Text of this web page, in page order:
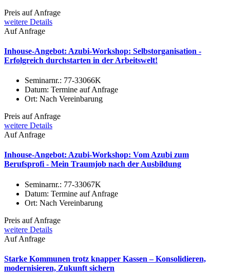
Preis auf Anfrage
weitere Details
Auf Anfrage
Inhouse-Angebot: Azubi-Workshop: Selbstorganisation -
Erfolgreich durchstarten in der Arbeitswelt!
Seminarnr.: 77-33066K
Datum: Termine auf Anfrage
Ort: Nach Vereinbarung
Preis auf Anfrage
weitere Details
Auf Anfrage
Inhouse-Angebot: Azubi-Workshop: Vom Azubi zum
Berufsprofi - Mein Traumjob nach der Ausbildung
Seminarnr.: 77-33067K
Datum: Termine auf Anfrage
Ort: Nach Vereinbarung
Preis auf Anfrage
weitere Details
Auf Anfrage
Starke Kommunen trotz knapper Kassen – Konsolidieren,
modernisieren, Zukunft sichern